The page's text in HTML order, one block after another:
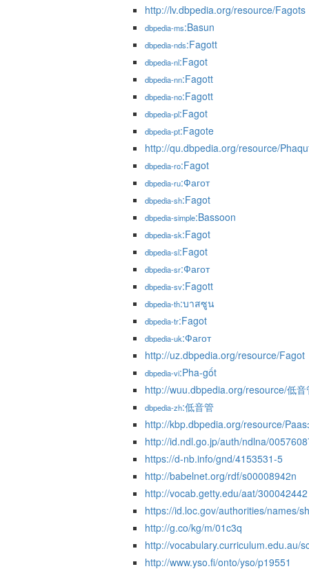
http://lv.dbpedia.org/resource/Fagots
dbpedia-ms:Basun
dbpedia-nds:Fagott
dbpedia-nl:Fagot
dbpedia-nn:Fagott
dbpedia-no:Fagott
dbpedia-pl:Fagot
dbpedia-pt:Fagote
http://qu.dbpedia.org/resource/
dbpedia-ro:Fagot
dbpedia-ru:Фагот
dbpedia-sh:Fagot
dbpedia-simple:Bassoon
dbpedia-sk:Fagot
dbpedia-sl:Fagot
dbpedia-sr:Фагот
dbpedia-sv:Fagott
dbpedia-th:บาสซูน
dbpedia-tr:Fagot
dbpedia-uk:Фагот
http://uz.dbpedia.org/resource/Fagot
dbpedia-vi:Pha-gốt
http://wuu.dbpedia.org/resource/低音
dbpedia-zh:低音管
http://kbp.dbpedia.org/resource/
http://id.ndl.go.jp/auth/ndlna/
https://d-nb.info/gnd/4153531-5
http://babelnet.org/rdf/s00008942n
http://vocab.getty.edu/aat/300042442
https://id.loc.gov/authorities/names/
http://g.co/kg/m/01c3q
http://vocabulary.curriculum.edu.au/
http://www.yso.fi/onto/yso/p19551